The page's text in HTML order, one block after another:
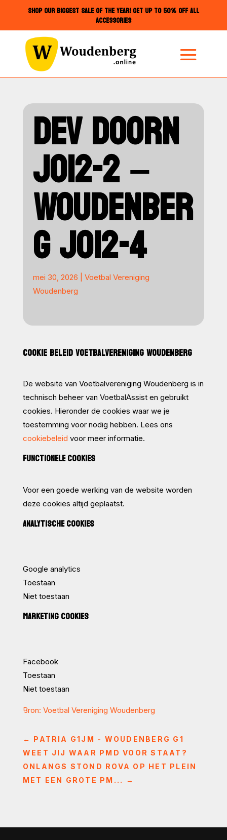
SHOP OUR BIGGEST SALE OF THE YEAR! GET UP TO 50% OFF ALL
ACCESSORIES
DEV DOORN
JO12-2 –
WOUDENBER
G JO12-4
mei 30, 2026
Voetbal Vereniging
Woudenberg
COOKIE BELEID VOETBALVERENIGING WOUDENBERG
De website van Voetbalvereniging Woudenberg is in
technisch beheer van VoetbalAssist en gebruikt
cookies. Hieronder de cookies waar we je
toestemming voor nodig hebben. Lees ons
cookiebeleid voor meer informatie.
FUNCTIONELE COOKIES
Voor een goede werking van de website worden
deze cookies altijd geplaatst.
ANALYTISCHE COOKIES
Google analytics
Toestaan
Niet toestaan
MARKETING COOKIES
Facebook
Toestaan
Niet toestaan
Bron: Voetbal Vereniging Woudenberg
← PATRIA G1JM - WOUDENBERG G1
WEET JIJ WAAR PMD VOOR STAAT?
ONLANGS STOND ROVA OP HET PLEIN
MET EEN GROTE PM...
→